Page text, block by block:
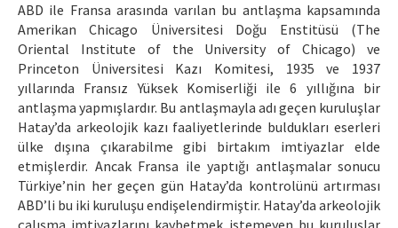
ABD ile Fransa arasında varılan bu antlaşma kapsamında
Amerikan Chicago Üniversitesi Doğu Enstitüsü (The
Oriental Institute of the University of Chicago) ve
Princeton Üniversitesi Kazı Komitesi, 1935 ve 1937
yıllarında Fransız Yüksek Komiserliği ile 6 yıllığına bir
antlaşma yapmışlardır. Bu antlaşmayla adı geçen kuruluşlar
Hatay’da arkeolojik kazı faaliyetlerinde buldukları eserleri
ülke dışına çıkarabilme gibi birtakım imtiyazlar elde
etmişlerdir. Ancak Fransa ile yaptığı antlaşmalar sonucu
Türkiye’nin her geçen gün Hatay’da kontrolünü artırması
ABD’li bu iki kuruluşu endişelendirmiştir. Hatay’da arkeolojik